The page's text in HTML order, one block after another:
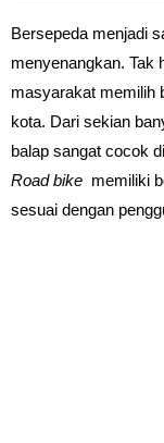
Bersepeda menjadi
menyenangkan. Tak
masyarakat memilih
kota. Dari sekian
Road bike memiliki
sesuai dengan